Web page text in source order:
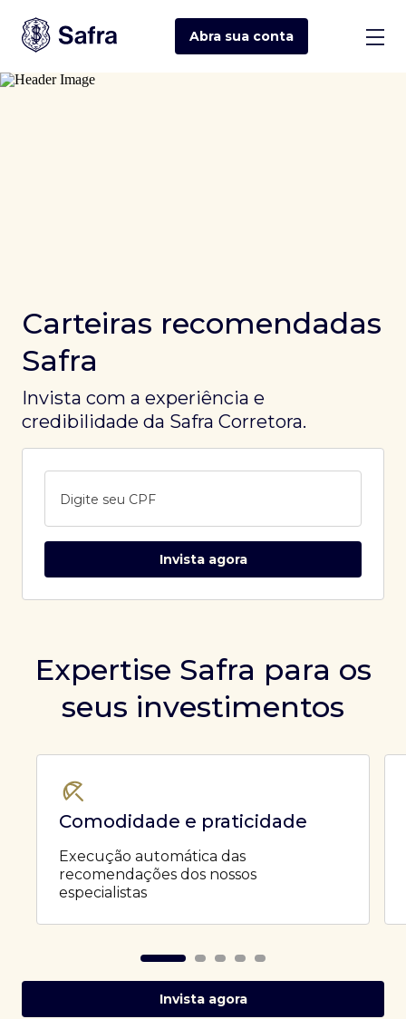
Abra sua conta
Carteiras recomendadas
Safra
Invista com a experiência e
credibilidade da Safra Corretora.
Digite seu CPF
Invista agora
Expertise Safra para os
seus investimentos
Comodidade e praticidade
Execução automática das
recomendações dos nossos
especialistas
Invista agora